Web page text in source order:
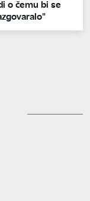
o čemu bi se